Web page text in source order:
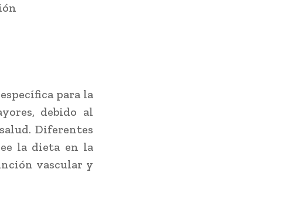
para la
debido al
Diferentes
la dieta en la
vascular y